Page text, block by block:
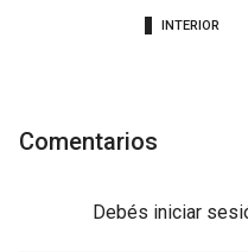
INTERIOR
Comentarios
Debés iniciar